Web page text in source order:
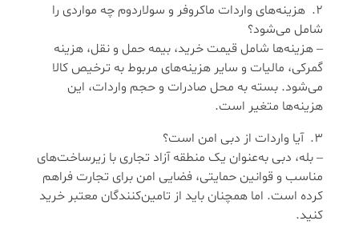
هزینه‌های واردات ماکروفر و سولاردوم چه مواردی را
شامل می‌شود؟
– هزینه‌ها شامل قیمت خرید، بیمه حمل و نقل، هزینه
گمرکی، مالیات و سایر هزینه‌های مربوط به ترخیص کالا
می‌شود. بسته به محل صادرات و حجم واردات، این
هزینه‌ها متغیر است.
آیا واردات از دبی امن است؟
– بله، دبی به‌عنوان یک منطقه آزاد تجاری با زیرساخت‌های
مناسب و قوانین حمایتی، فضایی امن برای تجارت فراهم
کرده است. اما همچنان باید از تامین‌کنندگان معتبر خرید
کنید.